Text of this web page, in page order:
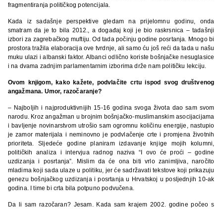
fragmentiranja političkog potencijala.
Kada iz sadašnje perspektive gledam na prijelomnu godinu, onda
smatram da je to bila 2012., a događaj koji je bio raskrsnica – tadašnji
izbori za zagrebačkog muftiju. Od tada počinju godine posrtanja. Mnogo bi
prostora tražila elaboracija ove tvrdnje, ali samo ću još reći da tada u našu
muku ulazi i albanski faktor. Albanci odlično koriste bošnjačke nesuglasice
i na dvama zadnjim parlamentarnim izborima drže nam političku lekciju.
Ovom knjigom, kako kažete, podvlačite crtu ispod svog društvenog
angažmana. Umor, razočaranje?
– Najboljih i najproduktivnijih 15-16 godina svoga života dao sam svom
narodu. Kroz angažman u brojnim bošnjačko-muslimanskim asocijacijama
i bavljenje novinarstvom utrošio sam ogromnu količinu energije, nastupio
je zamor materijala i neminovno je podvlačenje crte i promjena životnih
prioriteta. Sljedeće godine planiram izdavanje knjige mojih kolumni,
političkih analiza i intervjua radnog naziva “I ovo će proći – godine
uzdizanja i posrtanja”. Mislim da će ona biti vrlo zanimljiva, naročito
mladima koji sada ulaze u politiku, jer će sadržavati tekstove koji prikazuju
genezu bošnjačkog uzdizanja i posrtanja u Hrvatskoj u posljednjih 10-ak
godina. I time bi crta bila potpuno podvučena.
Da li sam razočaran? Jesam. Kada sam krajem 2002. godine počeo s